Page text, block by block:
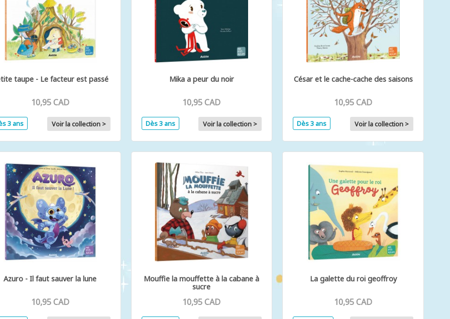
taupe - Le facteur est passé
10,95 CAD
3 ans Voir la collection >
Mika a peur du noir
10,95 CAD
Dès 3 ans Voir la collection >
César et le cache-cache des saisons
10,95 CAD
Dès 3 ans Voir la collection >
Azuro - Il faut sauver la lune
10,95 CAD
Mouffie la mouffette à la cabane à
sucre
10,95 CAD
La galette du roi geoffroy
10,95 CAD